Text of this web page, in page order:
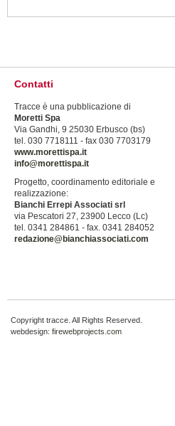
Contatti
Tracce è una pubblicazione di
Moretti Spa
Via Gandhi, 9 25030 Erbusco (bs)
tel. 030 7718111 - fax 030 7703179
www.morettispa.it
info@morettispa.it
Progetto, coordinamento editoriale e
realizzazione:
Bianchi Errepi Associati srl
via Pescatori 27, 23900 Lecco (Lc)
tel. 0341 284861 - fax. 0341 284052
redazione@bianchiassociati.com
Copyright tracce. All Rights Reserved.
webdesign: firewebprojects.com